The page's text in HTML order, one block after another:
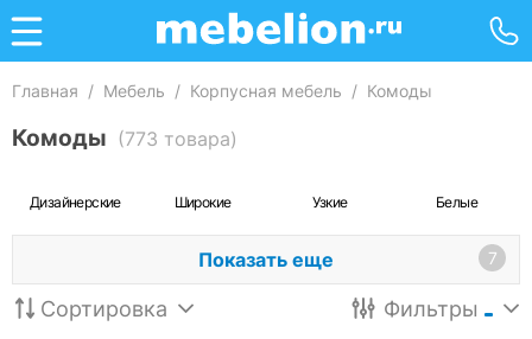
Главная / Мебель / Корпусная мебель / Комоды
Комоды (773 товара)
Дизайнерские Широкие Узкие Белые
Показать еще 7
Сортировка Фильтры